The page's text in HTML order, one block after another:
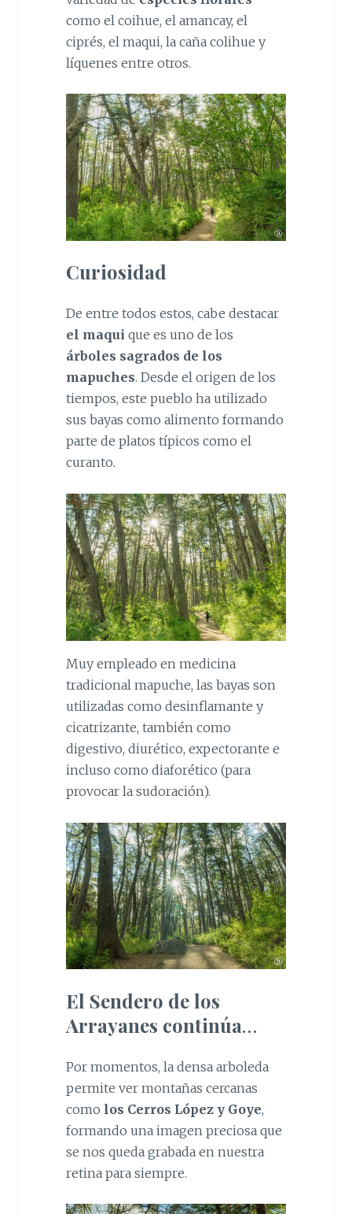
como el coihue, el amancay, el
ciprés, el maqui, la caña colihue y
líquenes entre otros.
Curiosidad
De entre todos estos, cabe destacar
el maqui que es uno de los
árboles sagrados de los
mapuches. Desde el origen de los
tiempos, este pueblo ha utilizado
sus bayas como alimento formando
parte de platos típicos como el
curanto.
Muy empleado en medicina
tradicional mapuche, las bayas son
utilizadas como desinflamante y
cicatrizante, también como
digestivo, diurético, expectorante e
incluso como diaforético (para
provocar la sudoración).
El Sendero de los
Arrayanes continúa…
Por momentos, la densa arboleda
permite ver montañas cercanas
como los Cerros López y Goye,
formando una imagen preciosa que
se nos queda grabada en nuestra
retina para siempre.